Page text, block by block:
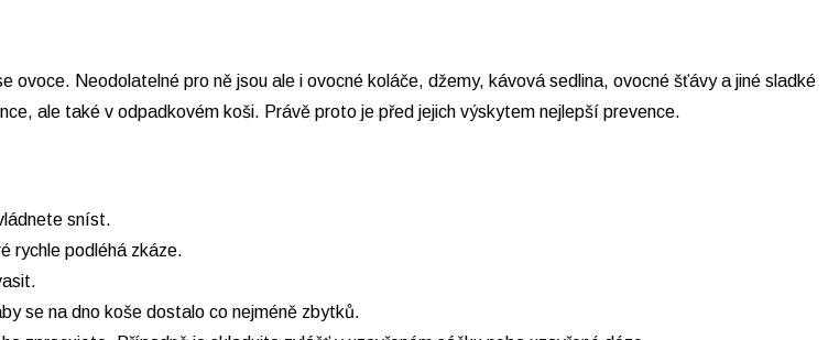
Neodolatelné pro ně jsou ale i ovocné koláče, džemy, kávová sedlina, ovocné šťávy a jiné sladké
ale také v odpadkovém koši. Právě proto je před jejich výskytem nejlepší prevence.
sníst.
rychle podléhá zkáze.
se na dno koše dostalo co nejméně zbytků.